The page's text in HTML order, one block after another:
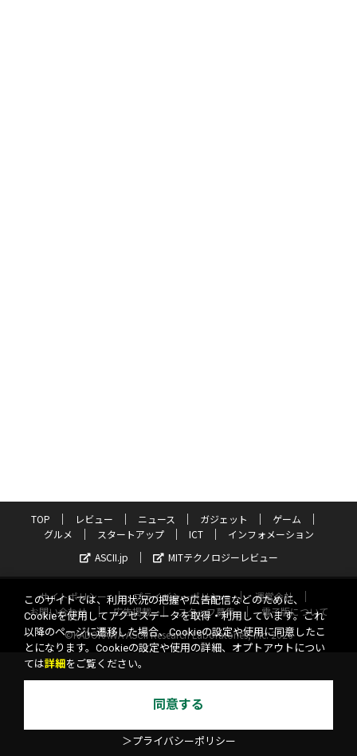
TOP レビュー ニュース ガジェット
ゲーム
グルメ
スタートアップ ICT
インフォメーション
ASCII.jp
MITテクノロジーレビュー
サイトポリシー プライバシーポリシー
運営会社
お問い合わせ
広告掲載 スタッフ募集
電子版について
©KADOKAWA ASCII Research Laboratories, Inc. 2026
このサイトでは、利用状況の把握や広告配信などのために、
Cookieを使用してアクセスデータを取得・利用しています。これ
以降のページに遷移した場合、Cookieの設定や使用に同意したこ
とになります。Cookieの設定や使用の詳細、オプトアウトについ
ては詳細 をご覧ください。
同意する
＞プライバシーポリシー